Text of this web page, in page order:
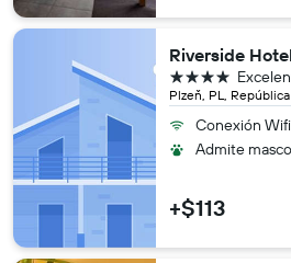
Riverside
Plzeň, PL,
4 estrellas
Conexión
Admite
+$113